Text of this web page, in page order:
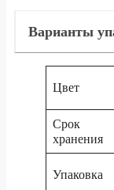
Варианты
Цвет
Срок
хранения
Упаковка